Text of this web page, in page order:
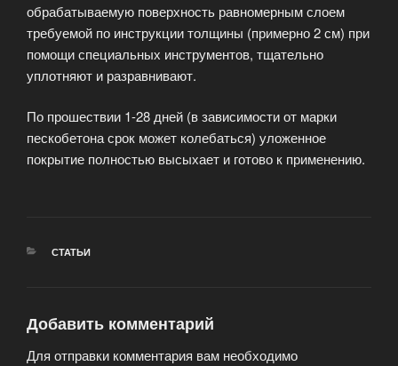
обрабатываемую поверхность равномерным слоем
требуемой по инструкции толщины (примерно 2 см) при
помощи специальных инструментов, тщательно
уплотняют и разравнивают.
По прошествии 1-28 дней (в зависимости от марки
пескобетона срок может колебаться) уложенное
покрытие полностью высыхает и готово к применению.
РУБРИКИ
СТАТЬИ
Добавить комментарий
Для отправки комментария вам необходимо